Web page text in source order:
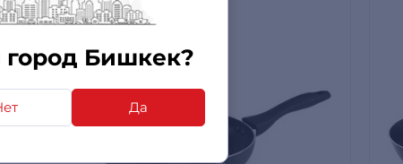
Бишкек?
Да